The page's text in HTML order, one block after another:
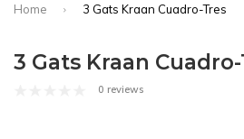
Home
3 Gats Kraan Cuadro-Tres
3 Gats Kraan
0 reviews